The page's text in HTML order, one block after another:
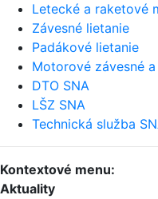
Letecké a raketové
Závesné lietanie
Padákové lietanie
Motorové závesné
DTO SNA
LŠZ SNA
Technická služba
Kontextové menu:
Aktuality